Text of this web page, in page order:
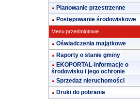
Planowanie przestrzenne
Postępowanie środowiskowe
Menu przedmiotowe
Oświadczenia majątkowe
Raporty o stanie gminy
EKOPORTAL-Informacje o
środowisku i jego ochronie
Sprzedaż nieruchomości
Druki do pobrania